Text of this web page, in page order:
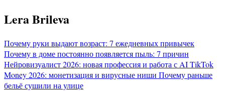
Перейти
к
Lera Brileva
Почему руки выдают возраст: 7 ежедневных привычек
Почему в доме постоянно появляется пыль: 7 причин
Нейровизуалист 2026: новая профессия и работа с AITikTok
Money 2026: монетизация и вирусные ниши Почему раньше
бельё сушили на улице